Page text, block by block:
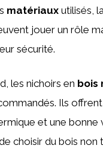
matériaux utilisés,
jouer un rôle
sécurité.
les nichoirs en bois
Ils
et une bonne
choisir du bois non